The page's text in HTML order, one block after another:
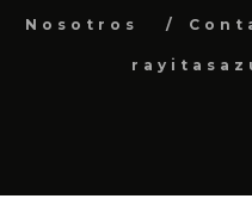
Nosotros